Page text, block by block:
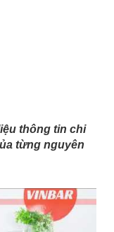
thông tin chi
từng nguyên